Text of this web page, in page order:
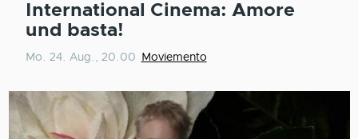
International Cinema: Amore
und basta!
Mo. 24. Aug., 20.00 Moviemento